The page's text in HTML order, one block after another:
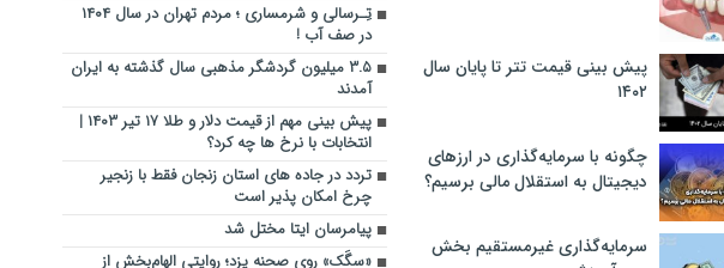
پیش بینی قیمت تتر تا پایان سال
۱۴۰۲
چگونه با سرمایه‌گذاری در ارزهای
دیجیتال به استقلال مالی برسیم؟
سرمایه‌گذاری غیرمستقیم بخش
تِـرسالی و شرمساری ؛ مردم تهران در سال ۱۴۰۴
در صف آب !
۳.۵ میلیون گردشگر مذهبی سال گذشته به ایران
آمدند
پیش بینی مهم از قیمت دلار و طلا ۱۷ تیر ۱۴۰۳ |
انتخابات با نرخ ها چه کرد؟
تردد در جاده های استان زنجان فقط با زنجیر
چرخ امکان پذیر است
پیامرسان ایتا مختل شد
«سگَک» روی صحنه یزد؛ روایتی الهام‌بخش از